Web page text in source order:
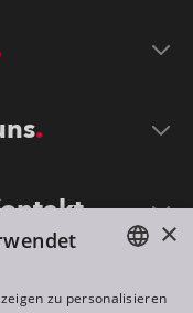
ENGLISH
×
zu personalisieren